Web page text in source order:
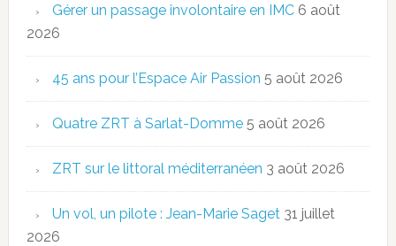
Gérer un passage involontaire en IMC 6 août
2026
45 ans pour l’Espace Air Passion 5 août 2026
Quatre ZRT à Sarlat-Domme 5 août 2026
ZRT sur le littoral méditerranéen 3 août 2026
Un vol, un pilote : Jean-Marie Saget 31 juillet
2026